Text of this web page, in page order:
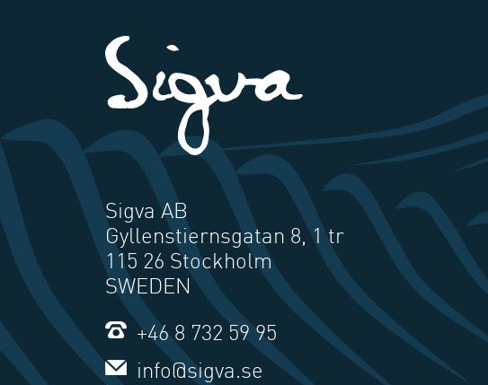
Sigva AB
Gyllenstiernsgatan 8, 1 tr
115 26 Stockholm
SWEDEN
+46 8 732 59 95
info@sigva.se